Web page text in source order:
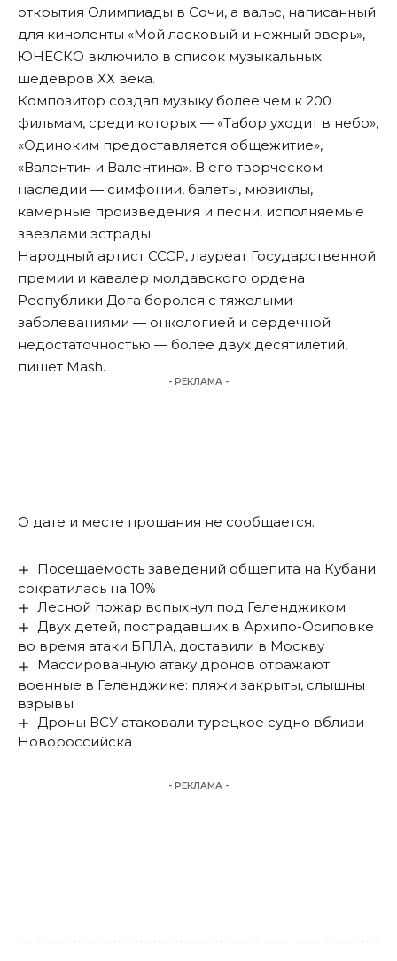
открытия Олимпиады в Сочи, а вальс, написанный
для киноленты «Мой ласковый и нежный зверь»,
ЮНЕСКО включило в список музыкальных
шедевров XX века.
Композитор создал музыку более чем к 200
фильмам, среди которых — «Табор уходит в небо»,
«Одиноким предоставляется общежитие»,
«Валентин и Валентина». В его творческом
наследии — симфонии, балеты, мюзиклы,
камерные произведения и песни, исполняемые
звездами эстрады.
Народный артист СССР, лауреат Государственной
премии и кавалер молдавского ордена
Республики Дога боролся с тяжелыми
заболеваниями — онкологией и сердечной
недостаточностью — более двух десятилетий,
пишет Mash.
- РЕКЛАМА -
О дате и месте прощания не сообщается.
Посещаемость заведений общепита на Кубани
сократилась на 10%
Лесной пожар вспыхнул под Геленджиком
Двух детей, пострадавших в Архипо-Осиповке
во время атаки БПЛА, доставили в Москву
Массированную атаку дронов отражают
военные в Геленджике: пляжи закрыты, слышны
взрывы
Дроны ВСУ атаковали турецкое судно вблизи
Новороссийска
- РЕКЛАМА -